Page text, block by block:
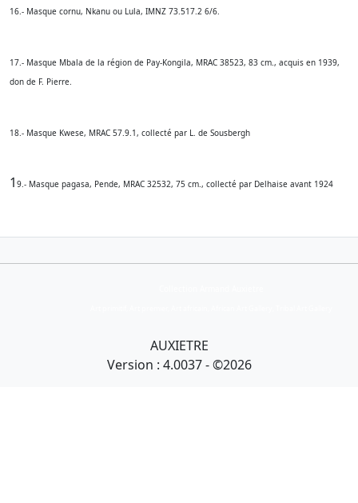
16.- Masque cornu, Nkanu ou Lula, IMNZ 73.517.2 6/6.
17.- Masque Mbala de la région de Pay-Kongila, MRAC 38523, 83 cm., acquis en 1939,
don de F. Pierre.
18.- Masque Kwese, MRAC 57.9.1, collecté par L. de Sousbergh
1 9.- Masque pagasa, Pende, MRAC 32532, 75 cm., collecté par Delhaise avant 1924
AUXIETRE
Version : 4.0037 - ©2026